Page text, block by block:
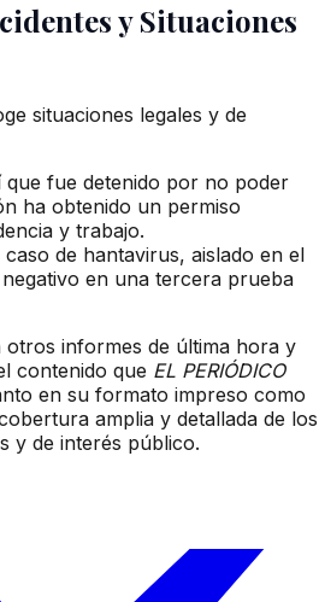
y Situaciones
situaciones legales y de
fue detenido por no poder
ha obtenido un permiso
y trabajo.
de hantavirus, aislado en el
en una tercera prueba
otros informes de última hora y
contenido que EL PERIÓDICO
en su formato impreso como
amplia y detallada de los
y de interés público.